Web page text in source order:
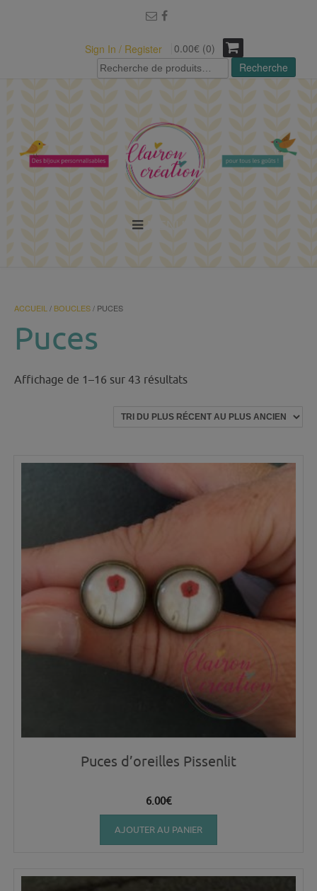
Sign In / Register
0.00€ (0)
Recherche
pour :
Recherche
ACCUEIL / BOUCLES/ PUCES
Puces
Affichage de 1–16 sur 43 résultatsTrié
plus
plus
Puces d’oreilles Pissenlit
6.00€
AJOUTER AU PANIER